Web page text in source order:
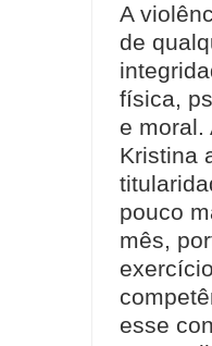
A
de
física,
e moral.
Kristina
pouco
mês,
esse